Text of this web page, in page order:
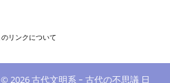
© 2026 古代文明系 ｰ 古代の不思議 日